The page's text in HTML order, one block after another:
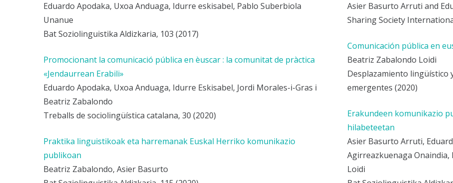
Eduardo Apodaka, Uxoa Anduaga, Idurre eskisabel, Pablo Suberbiola
Unanue
Bat Soziolinguistika Aldizkaria, 103 (2017)
Promocionant la comunicació pública en èuscar : la comunitat de pràctica
«Jendaurrean Erabili»
Eduardo Apodaka, Uxoa Anduaga, Idurre Eskisabel, Jordi Morales-i-Gras i
Beatriz Zabalondo
Treballs de sociolingüística catalana, 30 (2020)
Praktika linguistikoak eta harremanak Euskal Herriko komunikazio
publikoan
Beatriz Zabalondo, Asier Basurto
Asier Basurto Arruti and
Sharing Society
Comunicación pública en
Beatriz Zabalondo Loidi
Desplazamiento lingüístico
emergentes (2020)
Erakundeen komunikazio
hilabeteetan
Asier Basurto Arruti,
Agirreazkuenaga
Loidi